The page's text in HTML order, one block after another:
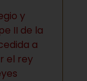
y
II de la
a
el rey